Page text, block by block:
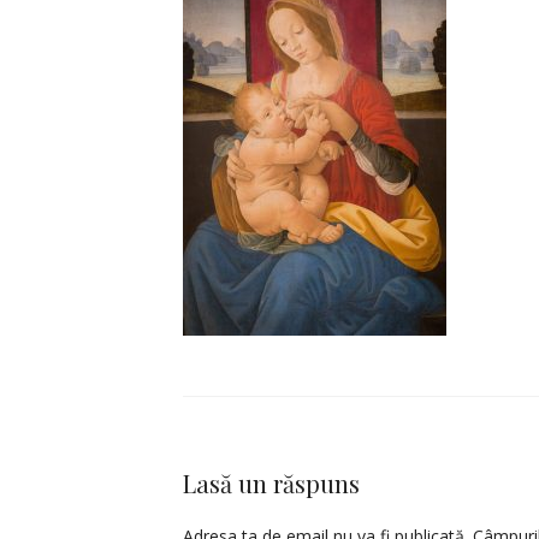
Lasă un răspuns